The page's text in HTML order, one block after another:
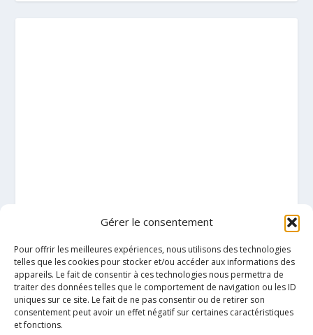
Gérer le consentement
Pour offrir les meilleures expériences, nous utilisons des technologies
telles que les cookies pour stocker et/ou accéder aux informations des
appareils. Le fait de consentir à ces technologies nous permettra de
traiter des données telles que le comportement de navigation ou les ID
uniques sur ce site. Le fait de ne pas consentir ou de retirer son
consentement peut avoir un effet négatif sur certaines caractéristiques
et fonctions.